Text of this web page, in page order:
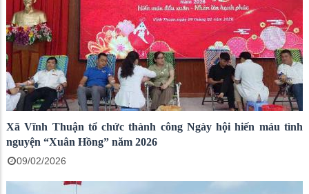
Ban chấp hành Đảng bộ, lãnh đao cơ quan, ban ngành xã.
Xã Vĩnh Thuận tổ chức thành công Ngày hội hiến máu tình
nguyện “Xuân Hồng” năm 2026
09/02/2026